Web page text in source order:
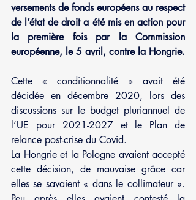
versements de fonds européens au respect
de l’état de droit a été mis en action pour
la première fois par la Commission
européenne, le 5 avril, contre la Hongrie.
Cette « conditionnalité » avait été
décidée en décembre 2020, lors des
discussions sur le budget pluriannuel de
l’UE pour 2021-2027 et le Plan de
relance post-crise du Covid.
La Hongrie et la Pologne avaient accepté
cette décision, de mauvaise grâce car
elles se savaient « dans le collimateur ».